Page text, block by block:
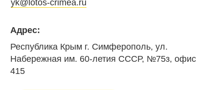
yk@lotos-crimea.ru
Адрес:
Республика Крым г. Симферополь, ул.
Набережная им. 60-летия СССР, №75з, офис
415